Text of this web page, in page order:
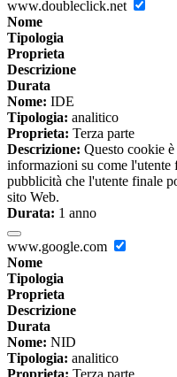
www.doubleclick.net
Nome
Tipologia
Proprieta
Descrizione
Durata
Nome: IDE
Tipologia: analitico
Proprieta: Terza parte
Descrizione: Questo cookie
informazioni su come l'utente
pubblicità che l'utente finale
sito Web.
Durata: 1 anno
www.google.com
Nome
Tipologia
Proprieta
Descrizione
Durata
Nome: NID
Tipologia: analitico
Proprieta: Terza parte